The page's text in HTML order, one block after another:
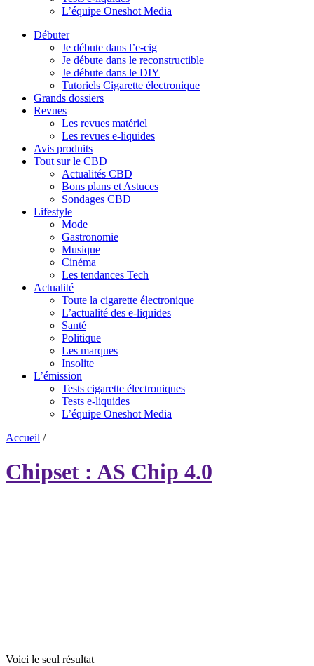
L’équipe Oneshot Media
Débuter
Je débute dans l’e-cig
Je débute dans le reconstructible
Je débute dans le DIY
Tutoriels Cigarette électronique
Grands dossiers
Revues
Les revues matériel
Les revues e-liquides
Avis produits
Tout sur le CBD
Actualités CBD
Bons plans et Astuces
Sondages CBD
Lifestyle
Mode
Gastronomie
Musique
Cinéma
Les tendances Tech
Actualité
Toute la cigarette électronique
L’actualité des e-liquides
Santé
Politique
Les marques
Insolite
L’émission
Tests cigarette électroniques
Tests e-liquides
L’équipe Oneshot Media
Accueil /
Chipset : AS Chip 4.0
Voici le seul résultat